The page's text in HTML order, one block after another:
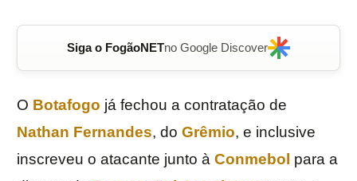
Siga o FogãoNETno Google Discover
O Botafogo já fechou a contratação de
Nathan Fernandes, do Grêmio, e inclusive
inscreveu o atacante junto à Conmebol para a